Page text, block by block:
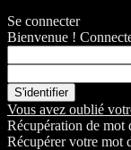
Se connecter
Bienvenue !
Vous avez oublié
Récupération de mot
Récupérer votre mot